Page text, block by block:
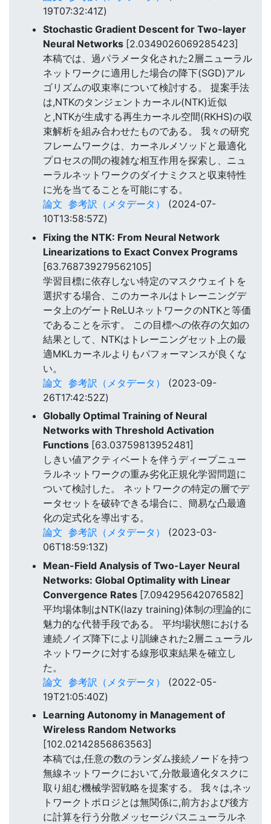
19T07:32:41Z)
Stochastic Gradient Descent for Two-layer
Neural Networks [2.0349026069285423]
本稿では、過パラメータ化された2層ニューラル
ネットワークに適用した場合の降下(SGD)アル
ゴリズムの収束率について検討する。 提案手法
は,NTKのタンジェントカーネル(NTK)近似
と,NTKが生成する再生カーネル空間(RKHS)の収
束解析を組み合わせたものである。 我々の研究
フレームワークは、カーネルメソッドと最適化
プロセスの間の複雑な相互作用を探索し、ニュ
ーラルネットワークのダイナミクスと収束特性
に光を当てることを可能にする。
論文 参考訳（メタデータ）
(2024-07-
10T13:58:57Z)
Fixing the NTK: From Neural Network
Linearizations to Exact Convex Programs
[63.768739279562105]
学習目標に依存しない特定のマスクウェイトを
選択する場合、このカーネルはトレーニングデ
ータ上のゲートReLUネットワークのNTKと等価
であることを示す。 この目標への依存の欠如の
結果として、NTKはトレーニングセット上の最
適MKLカーネルよりもパフォーマンスが良くな
い。
論文 参考訳（メタデータ）
(2023-09-
26T17:42:52Z)
Globally Optimal Training of Neural
Networks with Threshold Activation
Functions [63.03759813952481]
しきい値アクティベートを伴うディープニュー
ラルネットワークの重み劣化正規化学習問題に
ついて検討した。 ネットワークの特定の層でデ
ータセットを破砕できる場合に、簡易な凸最適
化の定式化を導出する。
論文 参考訳（メタデータ）
(2023-03-
06T18:59:13Z)
Mean-Field Analysis of Two-Layer Neural
Networks: Global Optimality with Linear
Convergence Rates [7.094295642076582]
平均場体制はNTK(lazy training)体制の理論的に
魅力的な代替手段である。 平均場状態における
連続ノイズ降下により訓練された2層ニューラル
ネットワークに対する線形収束結果を確立し
た。
論文 参考訳（メタデータ）
(2022-05-
19T21:05:40Z)
Learning Autonomy in Management of
Wireless Random Networks
[102.02142856863563]
本稿では,任意の数のランダム接続ノードを持つ
無線ネットワークにおいて,分散最適化タスクに
取り組む機械学習戦略を提案する。 我々は,ネッ
トワークトポロジとは無関係に,前方および後方
に計算を行う分散メッセージパスニューラルネ